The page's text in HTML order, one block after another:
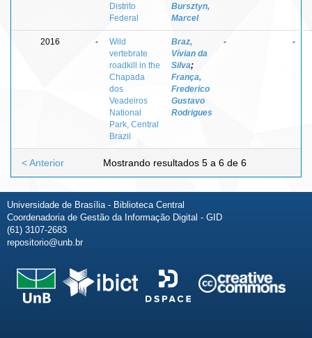
Distrito
Federal
Bursztyn,
Marcel
2016 -
Wild
vertebrate
roadkill in the
Chapada
dos
Veadeiros
National
Park, Central
Brazil
Braz,
Vívian da
Silva;
França,
Frederico
Gustavo
Rodrigues
- -
Mostrando resultados 5 a 6 de 6
< Anterior
Universidade de Brasília - Biblioteca Central
Coordenadoria de Gestão da Informação Digital - GID
(61) 3107-2683
repositorio@unb.br